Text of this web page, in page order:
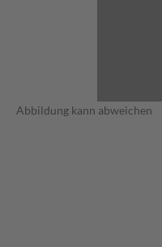
Abbildung kann abweichen